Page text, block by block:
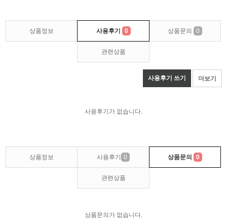
상품정보 사용후기 0 상품문의 0
관련상품
사용후기 쓰기 더보기
사용후기가 없습니다.
상품정보 사용후기 0 상품문의 0
관련상품
상품문의가 없습니다.